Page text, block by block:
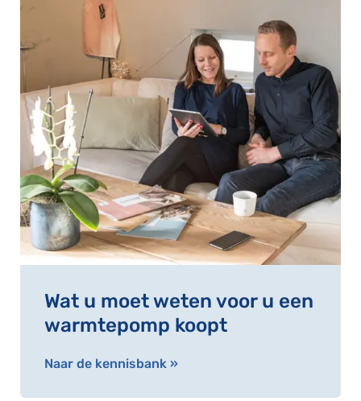
Wat u moet weten voor u een
warmtepomp koopt
Naar de kennisbank »